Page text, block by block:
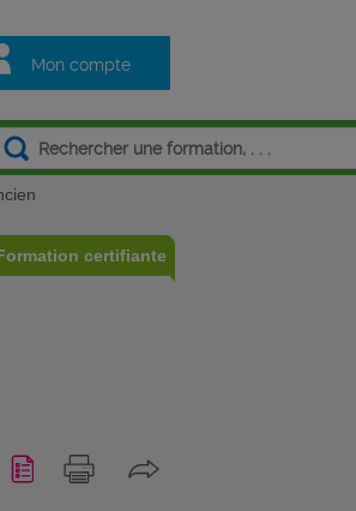
Mon compte
certifiante